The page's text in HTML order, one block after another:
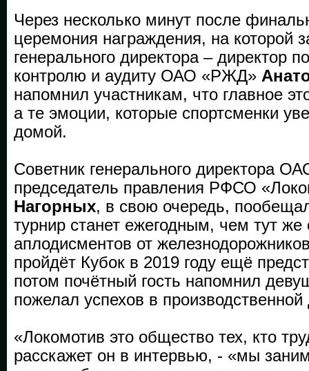
Через несколько минут после
церемония награждения, на которой
генерального директора – директор
контролю и аудиту ОАО «РЖД»
напомнил участникам, что главное
а те эмоции, которые спортсменки
домой.
Советник генерального директора
председатель правления РФСО
Нагорных, в свою очередь,
турнир станет ежегодным, чем тут
аплодисментов от
пройдёт Кубок в 2019 году ещё
потом почётный гость напомнил
пожелал успехов в производственной
«Локомотив это общество тех, кто
расскажет он в интервью, - «мы